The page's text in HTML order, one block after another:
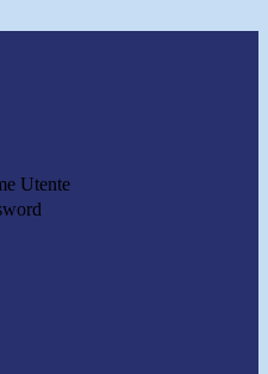
Utente